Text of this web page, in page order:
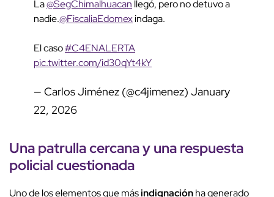
La@SegChimalhuacan llegó, pero no detuvo a
nadie.@FiscaliaEdomexindaga.
El caso#C4ENALERTA
pic.twitter.com/id30qYt4kY
— Carlos Jiménez (@c4jimenez) January
22, 2026
Unapatrulla cercanay una respuesta
policial cuestionada
Uno de los elementos que másindignaciónha generado